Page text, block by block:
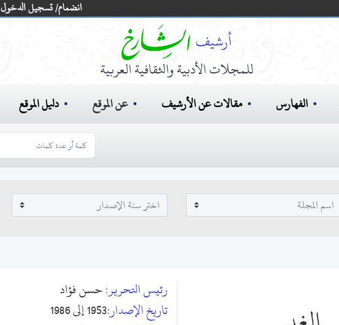
انضمام/ تسجيل الدخول
للمجلات الأدبية والثقافية العربية
الفهارس مقالات عن الأرشيف عن الموقع دليل الموقع
رئيس التحرير:حسن فؤاد
تاريخ الإصدار:1953 إلى 1986